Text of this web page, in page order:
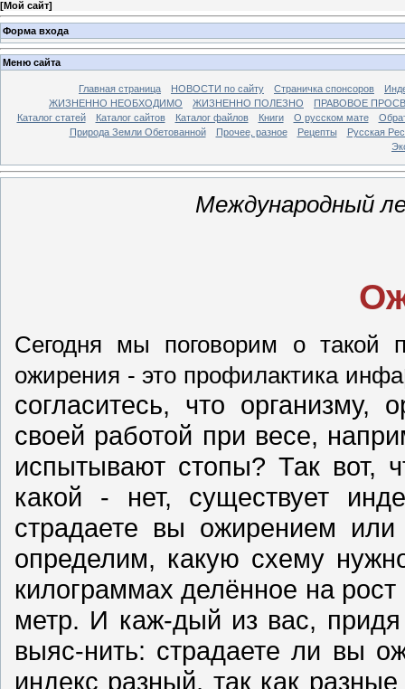
[Мой сайт]
Форма входа
Меню сайта
Главная страница НОВОСТИ по сайту Страничка спонсоров
ЖИЗНЕННО НЕОБХОДИМО
ЖИЗНЕННО ПОЛЕЗНО
ПРАВОВОЕ
Каталог статей
Каталог сайтов Каталог файлов Книги О русском мате
Природа Земли Обетованной
Прочее, разное Рецепты
Русская
Международный
Сегодня мы поговорим о такой
ожирения - это профилактика инфа
согласитесь, что организму,
своей работой при весе,
испытывают стопы? Так вот,
какой - нет, существует
страдаете вы ожирением
определим, какую схему
килограммах делённое на
метр. И каж-дый из вас,
выяс-нить: страдаете ли вы
индекс разный, так как